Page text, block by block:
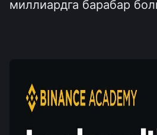
миллиардга барабар